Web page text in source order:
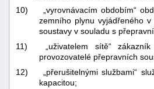
10)
„vyrovnávacím obdobím“
zemního plynu vyjádřeného
soustavy v souladu s
11)
„uživatelem sítě“
provozovatelé přepravních
12)
„přerušitelnými službami“
kapacitou;